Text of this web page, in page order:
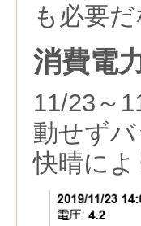
も必要だ
消費電
11/23～
動せず
快晴に